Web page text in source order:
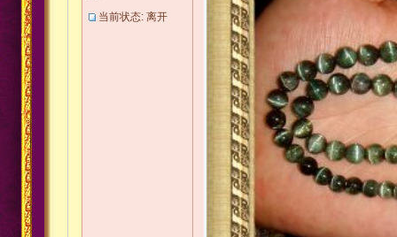
当前状态: 离开